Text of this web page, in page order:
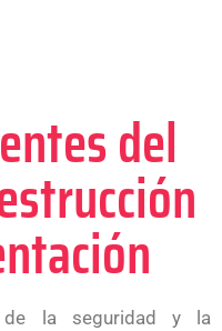
del
de la seguridad y la